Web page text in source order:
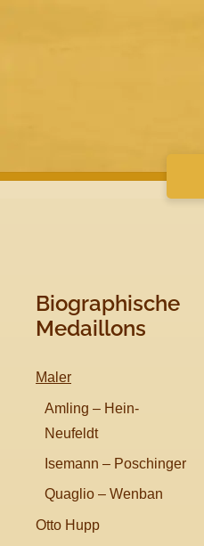
Biographische
Medaillons
Maler
Amling – Hein-
Neufeldt
Isemann – Poschinger
Quaglio – Wenban
Otto Hupp